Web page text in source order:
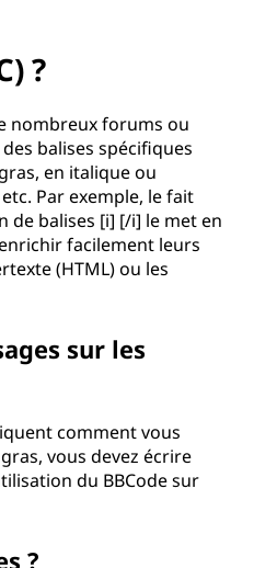
?
nombreux forums ou
balises spécifiques
en italique ou
Par exemple, le fait
de balises [i] [/i] le met en
facilement leurs
(HTML) ou les
sur les
comment vous
vous devez écrire
du BBCode sur
?